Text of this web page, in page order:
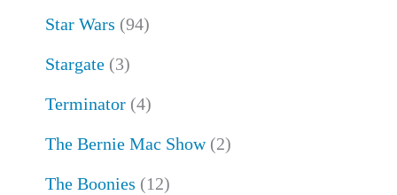
Star Wars (94)
Stargate(3)
Terminator(4)
The Bernie Mac Show(2)
The Boonies (12)